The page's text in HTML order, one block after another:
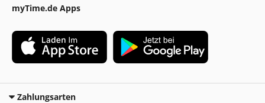
myTime.de Apps
Zahlungsarten